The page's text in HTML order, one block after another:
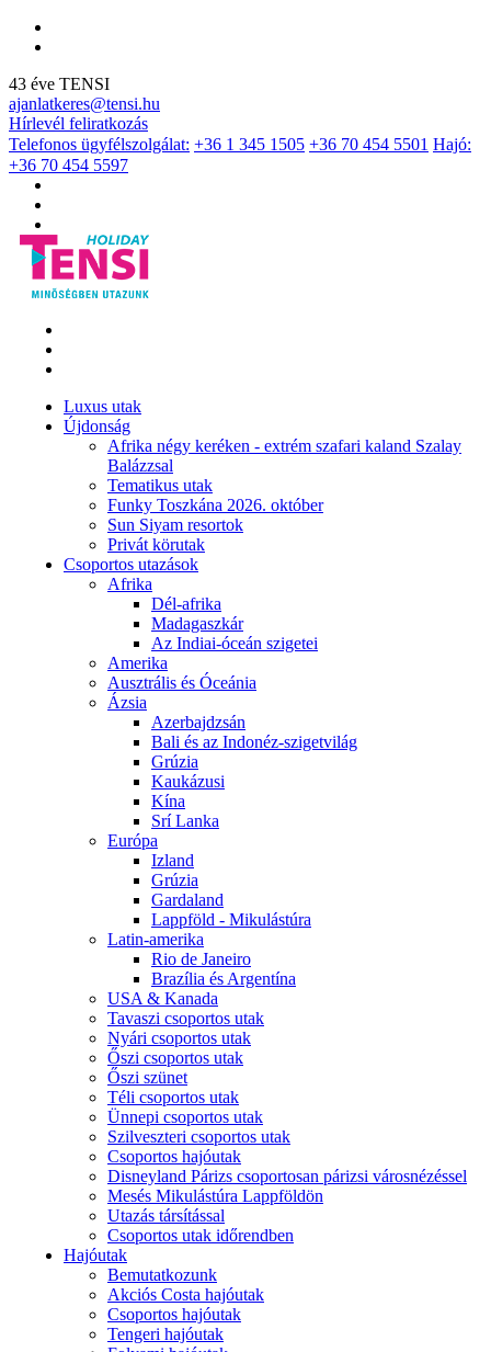
43 éve TENSI
ajanlatkeres@tensi.hu
Hírlevél feliratkozás
Telefonos ügyfélszolgálat: +36 1 345 1505 +36 70 454 5501 Hajó:
+36 70 454 5597
Luxus utak
Újdonság
Afrika négy keréken - extrém szafari kaland Szalay
Balázzsal
Tematikus utak
Funky Toszkána 2026. október
Sun Siyam resortok
Privát körutak
Csoportos utazások
Afrika
Dél-afrika
Madagaszkár
Az Indiai-óceán szigetei
Amerika
Ausztrális és Óceánia
Ázsia
Azerbajdzsán
Bali és az Indonéz-szigetvilág
Grúzia
Kaukázusi
Kína
Srí Lanka
Európa
Izland
Grúzia
Gardaland
Lappföld - Mikulástúra
Latin-amerika
Rio de Janeiro
Brazília és Argentína
USA & Kanada
Tavaszi csoportos utak
Nyári csoportos utak
Őszi csoportos utak
Őszi szünet
Téli csoportos utak
Ünnepi csoportos utak
Szilveszteri csoportos utak
Csoportos hajóutak
Disneyland Párizs csoportosan párizsi városnézéssel
Mesés Mikulástúra Lappföldön
Utazás társítással
Csoportos utak időrendben
Hajóutak
Bemutatkozunk
Akciós Costa hajóutak
Csoportos hajóutak
Tengeri hajóutak